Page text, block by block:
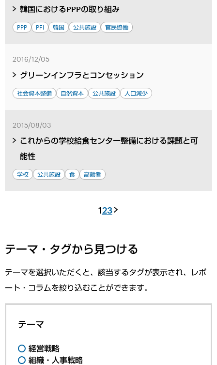
韓国におけるPPPの取り組み
PPP PFI 韓国 公共施設 官民協働
2016/12/05
グリーンインフラとコンセッション
社会資本整備 自然資本 公共施設 人口減少
2015/08/03
これからの学校給食センター整備における課題と可
能性
学校 公共施設 食 高齢者
123
テーマ・タグから見つける
テーマを選択いただくと、該当するタグが表示され、レポ
ート・コラムを絞り込むことができます。
テーマ
経営戦略
組織・人事戦略